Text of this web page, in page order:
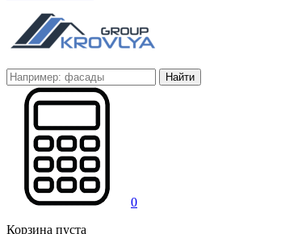
Найти
0
Корзина пуста